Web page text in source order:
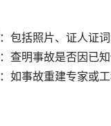
：包括照片、证人证
：查明事故是否因已
：如事故重建专家或